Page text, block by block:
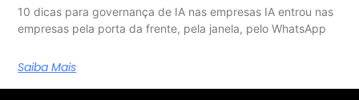
10 dicas para governança de IA nas empresas IA entrou nas
empresas pela porta da frente, pela janela, pelo WhatsApp
Saiba Mais